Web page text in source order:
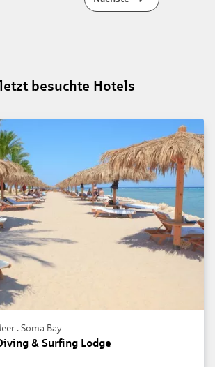
besuchte Hotels
. Soma Bay
& Surfing Lodge